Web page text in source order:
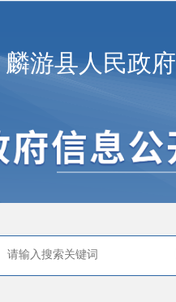
麟游县人民政府